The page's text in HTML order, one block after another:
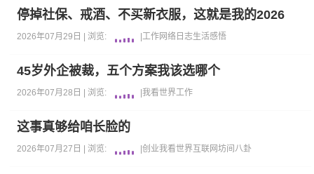
停掉社保、戒酒、不买新衣服，这就是我的2026
2026年07月29日 | 浏览: |工作网络日志生活感悟
45岁外企被裁，五个方案我该选哪个
2026年07月28日 | 浏览: |我看世界工作
这事真够给咱长脸的
2026年07月27日 | 浏览: |创业我看世界 互联网坊间八卦